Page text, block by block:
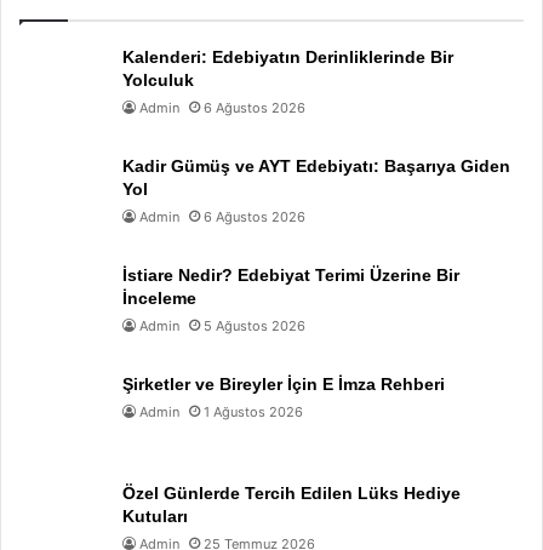
Kalenderi: Edebiyatın Derinliklerinde Bir
Yolculuk
Admin 6 Ağustos 2026
Kadir Gümüş ve AYT Edebiyatı: Başarıya Giden
Yol
Admin 6 Ağustos 2026
İstiare Nedir? Edebiyat Terimi Üzerine Bir
İnceleme
Admin 5 Ağustos 2026
Şirketler ve Bireyler İçin E İmza Rehberi
Admin 1 Ağustos 2026
Özel Günlerde Tercih Edilen Lüks Hediye
Kutuları
Admin 25 Temmuz 2026